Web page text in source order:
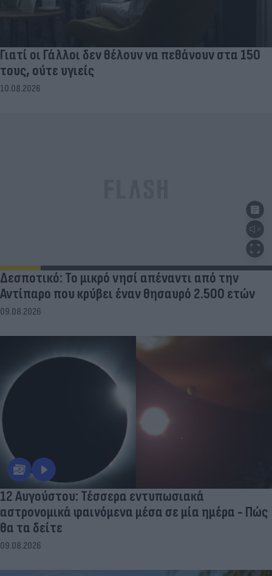
Γιατί οι Γάλλοι δεν θέλουν να πεθάνουν στα 150
τους, ούτε υγιείς
10.08.2026
Δεσποτικό: Το μικρό νησί απέναντι από την
Αντίπαρο που κρύβει έναν θησαυρό 2.500 ετών
09.08.2026
12 Αυγούστου: Τέσσερα εντυπωσιακά
αστρονομικά φαινόμενα μέσα σε μία ημέρα - Πώς
θα τα δείτε
09.08.2026